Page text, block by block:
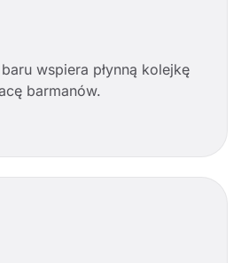
wspiera płynną kolejkę
barmanów.